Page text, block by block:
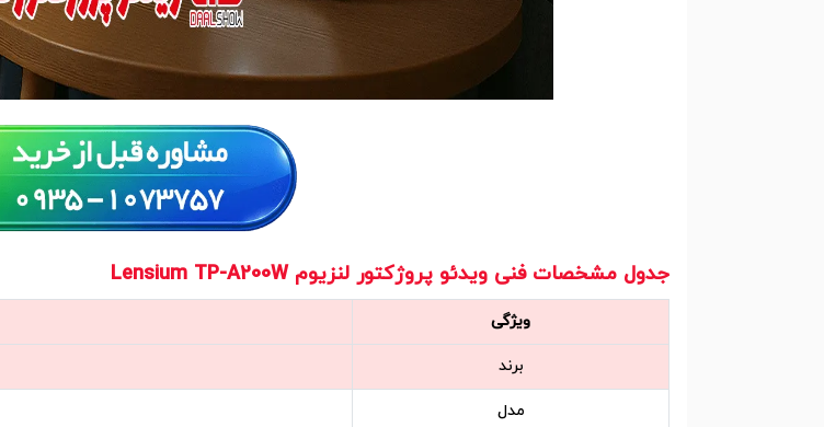
جدول مشخصات فنی ویدئو پروژکتور لنزیوم Lensium TP-A200W
ویژگی
برند
مدل